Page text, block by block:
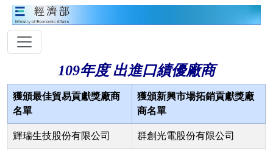
109年度 出進口績優廠商
獲頒最佳貿易貢獻獎廠商
名單
獲頒新興市場拓銷貢獻獎廠
商名單
輝瑞生技股份有限公司 群創光電股份有限公司